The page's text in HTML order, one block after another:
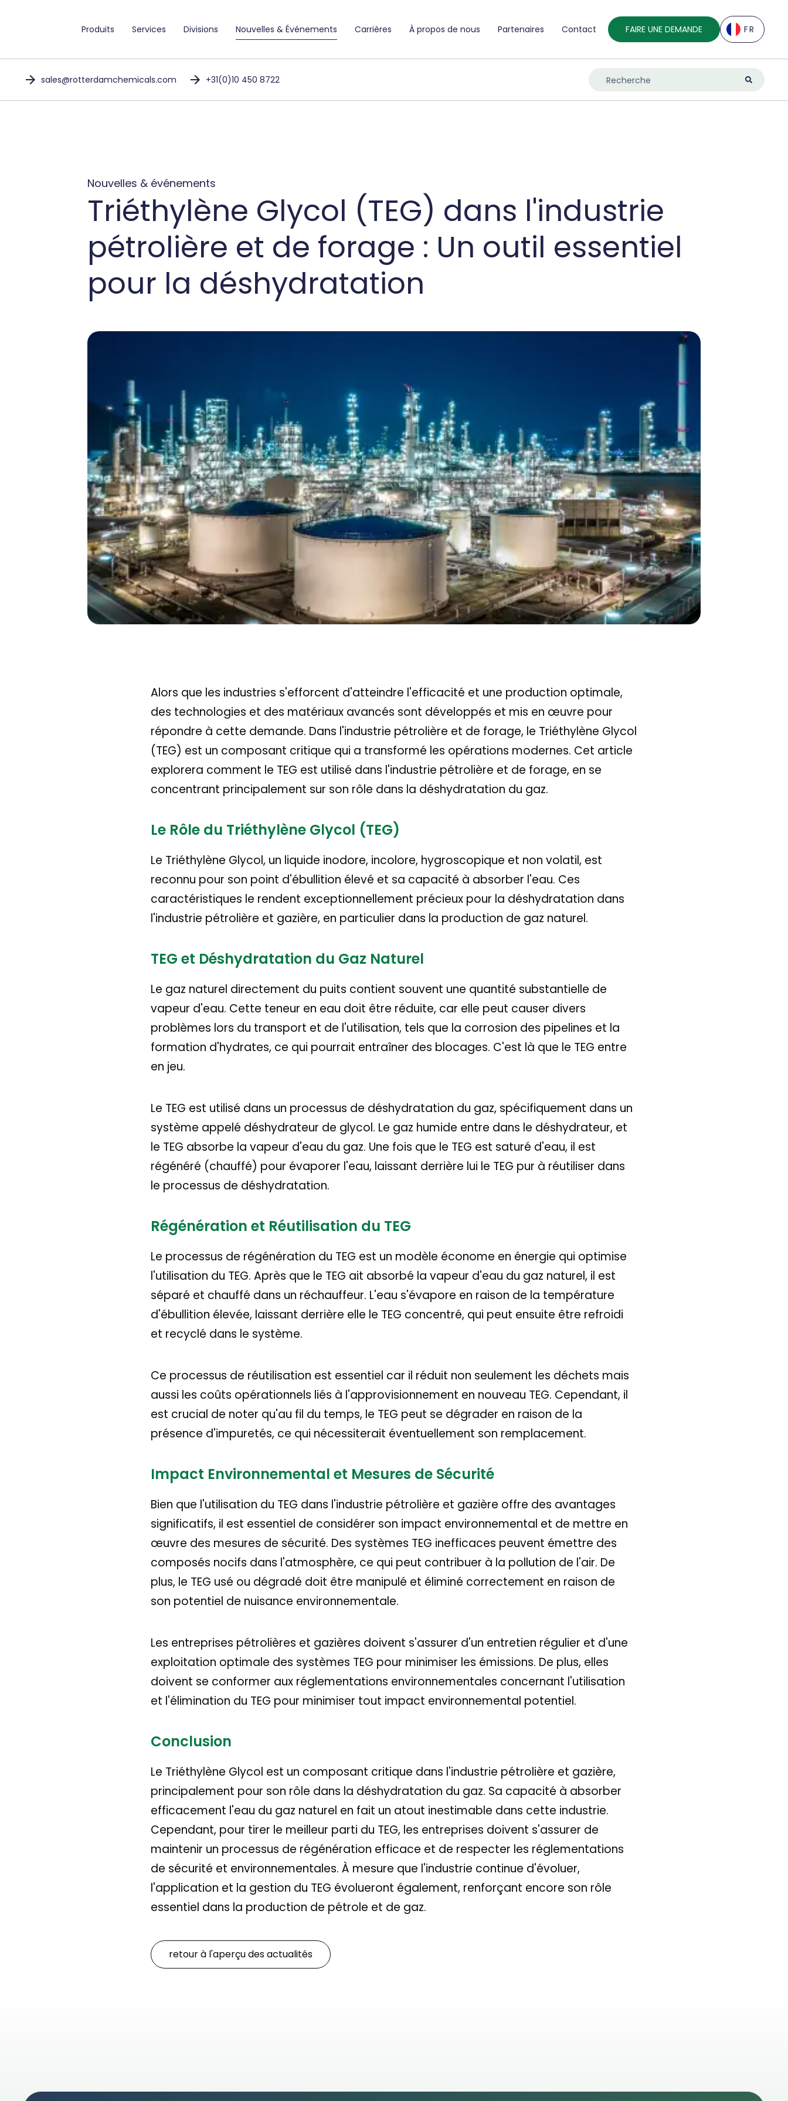
Produits Services Divisions Nouvelles & Événements Carrières À propos de nous Partenaires Contact FAIRE UNE DEMANDE FR
DE
sales@rotterdamchemicals.com +31(0)10 450 8722
Nouvelles & événements
Triéthylène Glycol (TEG) dans l'industrie
pétrolière et de forage : Un outil essentiel
pour la déshydratation
Alors que les industries s'efforcent d'atteindre l'efficacité et une production optimale,
des technologies et des matériaux avancés sont développés et mis en œuvre pour
répondre à cette demande. Dans l'industrie pétrolière et de forage, le Triéthylène Glycol
(TEG) est un composant critique qui a transformé les opérations modernes. Cet article
explorera comment le TEG est utilisé dans l'industrie pétrolière et de forage, en se
concentrant principalement sur son rôle dans la déshydratation du gaz.
Le Rôle du Triéthylène Glycol (TEG)
Le Triéthylène Glycol, un liquide inodore, incolore, hygroscopique et non volatil, est
reconnu pour son point d'ébullition élevé et sa capacité à absorber l'eau. Ces
caractéristiques le rendent exceptionnellement précieux pour la déshydratation dans
l'industrie pétrolière et gazière, en particulier dans la production de gaz naturel.
TEG et Déshydratation du Gaz Naturel
Le gaz naturel directement du puits contient souvent une quantité substantielle de
vapeur d'eau. Cette teneur en eau doit être réduite, car elle peut causer divers
problèmes lors du transport et de l'utilisation, tels que la corrosion des pipelines et la
formation d'hydrates, ce qui pourrait entraîner des blocages. C'est là que le TEG entre
en jeu.
Le TEG est utilisé dans un processus de déshydratation du gaz, spécifiquement dans un
système appelé déshydrateur de glycol. Le gaz humide entre dans le déshydrateur, et
le TEG absorbe la vapeur d'eau du gaz. Une fois que le TEG est saturé d'eau, il est
régénéré (chauffé) pour évaporer l'eau, laissant derrière lui le TEG pur à réutiliser dans
le processus de déshydratation.
Régénération et Réutilisation du TEG
Le processus de régénération du TEG est un modèle économe en énergie qui optimise
l'utilisation du TEG. Après que le TEG ait absorbé la vapeur d'eau du gaz naturel, il est
séparé et chauffé dans un réchauffeur. L'eau s'évapore en raison de la température
d'ébullition élevée, laissant derrière elle le TEG concentré, qui peut ensuite être refroidi
et recyclé dans le système.
Ce processus de réutilisation est essentiel car il réduit non seulement les déchets mais
aussi les coûts opérationnels liés à l'approvisionnement en nouveau TEG. Cependant, il
est crucial de noter qu'au fil du temps, le TEG peut se dégrader en raison de la
présence d'impuretés, ce qui nécessiterait éventuellement son remplacement.
Impact Environnemental et Mesures de Sécurité
Bien que l'utilisation du TEG dans l'industrie pétrolière et gazière offre des avantages
significatifs, il est essentiel de considérer son impact environnemental et de mettre en
œuvre des mesures de sécurité. Des systèmes TEG inefficaces peuvent émettre des
composés nocifs dans l'atmosphère, ce qui peut contribuer à la pollution de l'air. De
plus, le TEG usé ou dégradé doit être manipulé et éliminé correctement en raison de
son potentiel de nuisance environnementale.
Les entreprises pétrolières et gazières doivent s'assurer d'un entretien régulier et d'une
exploitation optimale des systèmes TEG pour minimiser les émissions. De plus, elles
doivent se conformer aux réglementations environnementales concernant l'utilisation
et l'élimination du TEG pour minimiser tout impact environnemental potentiel.
Conclusion
Le Triéthylène Glycol est un composant critique dans l'industrie pétrolière et gazière,
principalement pour son rôle dans la déshydratation du gaz. Sa capacité à absorber
efficacement l'eau du gaz naturel en fait un atout inestimable dans cette industrie.
Cependant, pour tirer le meilleur parti du TEG, les entreprises doivent s'assurer de
maintenir un processus de régénération efficace et de respecter les réglementations
de sécurité et environnementales. À mesure que l'industrie continue d'évoluer,
l'application et la gestion du TEG évolueront également, renforçant encore son rôle
essentiel dans la production de pétrole et de gaz.
retour à l'aperçu des actualités